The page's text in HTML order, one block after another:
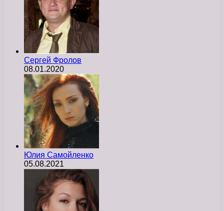
Сергей Фролов
08.01.2020
Юлия Самойленко
05.08.2021